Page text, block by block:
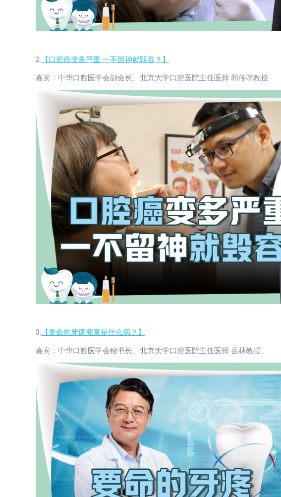
2. 【口腔癌变多严重 一不留神就毁容？】
嘉宾：中华口腔医学会副会长、北京大学口腔医院主任医师 郭传瑸教授
3. 【要命的牙疼究竟是什么病？】
嘉宾：中华口腔医学会秘书长、北京大学口腔医院主任医师 岳林教授